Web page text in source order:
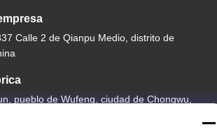
Calle 2 de Qianpu Medio, distrito de
pueblo de Wufeng, ciudad de Chongwu,